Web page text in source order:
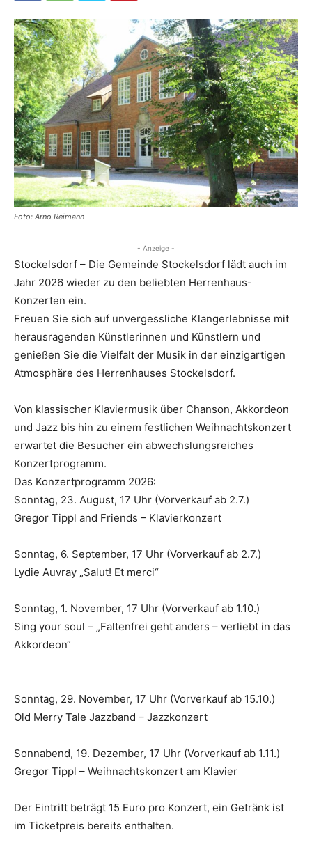
Foto: Arno Reimann
- Anzeige -
Stockelsdorf – Die Gemeinde Stockelsdorf lädt auch im
Jahr 2026 wieder zu den beliebten Herrenhaus-
Konzerten ein.
Freuen Sie sich auf unvergessliche Klangerlebnisse mit
herausragenden Künstlerinnen und Künstlern und
genießen Sie die Vielfalt der Musik in der einzigartigen
Atmosphäre des Herrenhauses Stockelsdorf.
Von klassischer Klaviermusik über Chanson, Akkordeon
und Jazz bis hin zu einem festlichen Weihnachtskonzert
erwartet die Besucher ein abwechslungsreiches
Konzertprogramm.
Das Konzertprogramm 2026:
Sonntag, 23. August, 17 Uhr (Vorverkauf ab 2.7.)
Gregor Tippl and Friends – Klavierkonzert
Sonntag, 6. September, 17 Uhr (Vorverkauf ab 2.7.)
Lydie Auvray „Salut! Et merci“
Sonntag, 1. November, 17 Uhr (Vorverkauf ab 1.10.)
Sing your soul – „Faltenfrei geht anders – verliebt in das
Akkordeon“
Sonntag, 29. November, 17 Uhr (Vorverkauf ab 15.10.)
Old Merry Tale Jazzband – Jazzkonzert
Sonnabend, 19. Dezember, 17 Uhr (Vorverkauf ab 1.11.)
Gregor Tippl – Weihnachtskonzert am Klavier
Der Eintritt beträgt 15 Euro pro Konzert, ein Getränk ist
im Ticketpreis bereits enthalten.